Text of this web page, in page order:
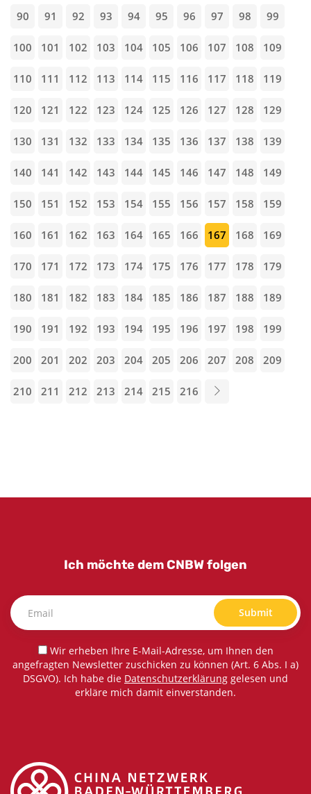
90 91 92 93 94 95 96 97 98 99
100 101 102 103 104 105 106 107 108 109
110 111 112 113 114 115 116 117 118 119
120 121 122 123 124 125 126 127 128 129
130 131 132 133 134 135 136 137 138 139
140 141 142 143 144 145 146 147 148 149
150 151 152 153 154 155 156 157 158 159
160 161 162 163 164 165 166 167 168 169
170 171 172 173 174 175 176 177 178 179
180 181 182 183 184 185 186 187 188 189
190 191 192 193 194 195 196 197 198 199
200 201 202 203 204 205 206 207 208 209
210 211 212 213 214 215 216
Ich möchte dem CNBW folgen
Submit
Wir erheben Ihre E-Mail-Adresse, um Ihnen den
angefragten Newsletter zuschicken zu können (Art. 6 Abs. I a)
DSGVO). Ich habe die Datenschutzerklärung gelesen und
erkläre mich damit einverstanden.